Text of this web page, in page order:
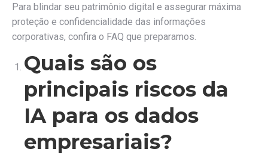
Para blindar seu patrimônio digital e assegurar máxima
proteção e confidencialidade das informações
corporativas, confira o FAQ que preparamos.
Quais são os
principais riscos da
IA para os dados
empresariais?